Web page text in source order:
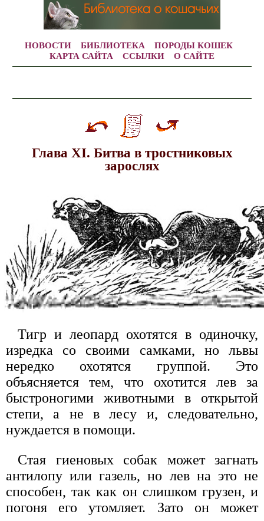
НОВОСТИ БИБЛИОТЕКА
ПОРОДЫ КОШЕК
КАРТА САЙТА
ССЫЛКИ О САЙТЕ
Глава XI. Битва в тростниковых
зарослях
Тигр и леопард охотятся в одиночку,
изредка со своими самками, но львы
нередко охотятся группой. Это
объясняется тем, что охотится лев за
быстроногими животными в открытой
степи, а не в лесу и, следовательно,
нуждается в помощи.
Стая гиеновых собак может загнать
антилопу или газель, но лев на это не
способен, так как он слишком грузен, и
погоня его утомляет. Зато он может